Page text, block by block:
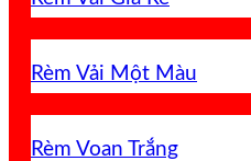
Rèm Vải Một Màu
Rèm Voan Trắng